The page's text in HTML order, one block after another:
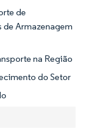
de
de Armazenagem
na Região
do Setor